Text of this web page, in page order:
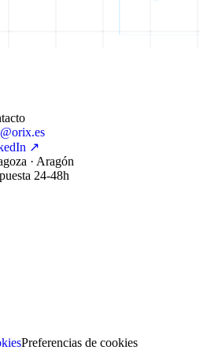
↗
· Aragón
24-48h
Preferencias de cookies